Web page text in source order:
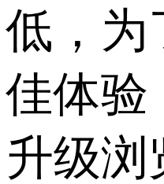
低，为
佳体验
升级浏